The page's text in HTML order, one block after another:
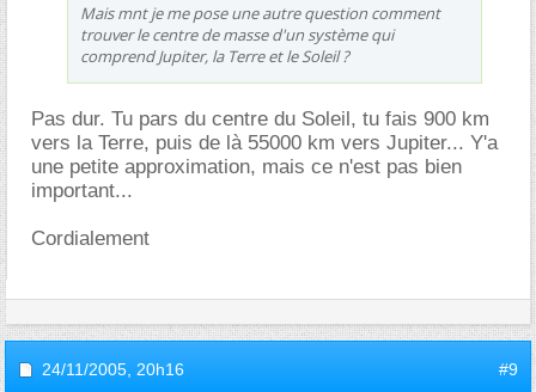
Mais mnt je me pose une autre question comment
trouver le centre de masse d'un système qui
comprend Jupiter, la Terre et le Soleil ?
Pas dur. Tu pars du centre du Soleil, tu fais 900 km
vers la Terre, puis de là 55000 km vers Jupiter... Y'a
une petite approximation, mais ce n'est pas bien
important...
Cordialement
24/11/2005, 20h16 #9